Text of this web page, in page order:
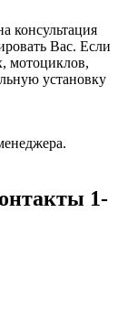
консультация
Вас. Если
мотоциклов,
установку
1-